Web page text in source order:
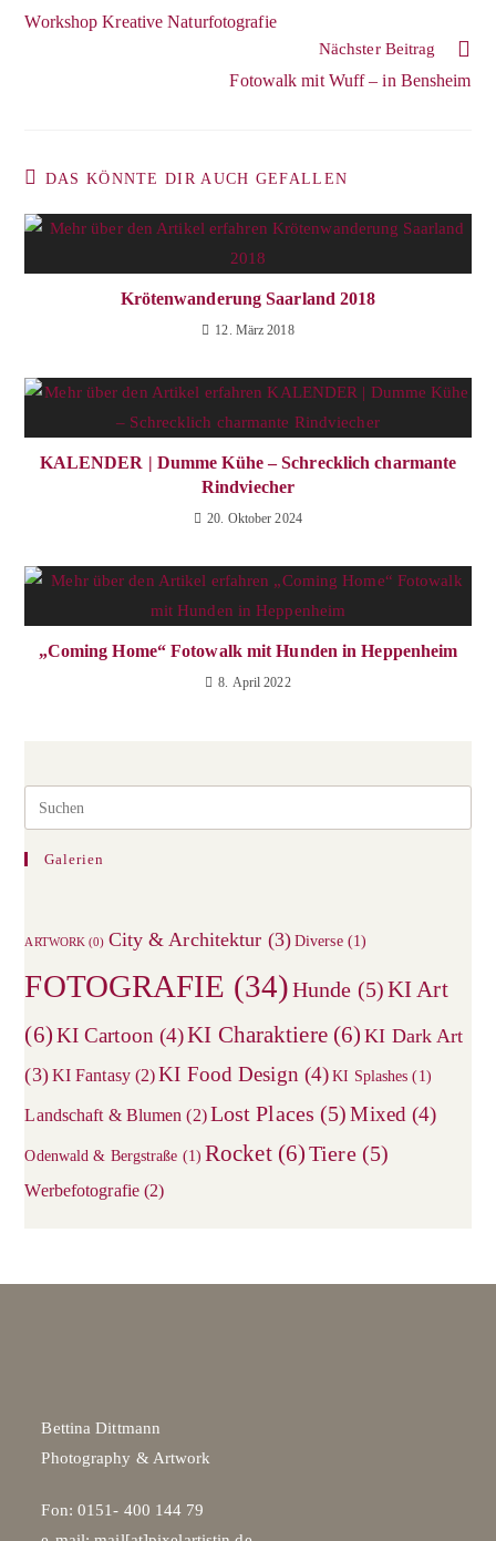
Workshop Kreative Naturfotografie
Nächster Beitrag
Fotowalk mit Wuff – in Bensheim
DAS KÖNNTE DIR AUCH GEFALLEN
Krötenwanderung Saarland 2018
12. März 2018
KALENDER | Dumme Kühe – Schrecklich charmante
Rindviecher
20. Oktober 2024
„Coming Home“ Fotowalk mit Hunden in Heppenheim
8. April 2022
Galerien
ARTWORK (0) City & Architektur (3)Diverse(1)
FOTOGRAFIE (34)Hunde (5)KI Art
(6)KI Cartoon (4)KI Charaktiere(6) KI Dark Art
(3)KI Fantasy(2)KI Food Design (4) KI Splashes (1)
Landschaft & Blumen (2)Lost Places (5) Mixed (4)
Odenwald & Bergstraße (1) Rocket(6)Tiere(5)
Werbefotografie(2)
Bettina Dittmann
Photography & Artwork
Fon: 0151- 400 144 79